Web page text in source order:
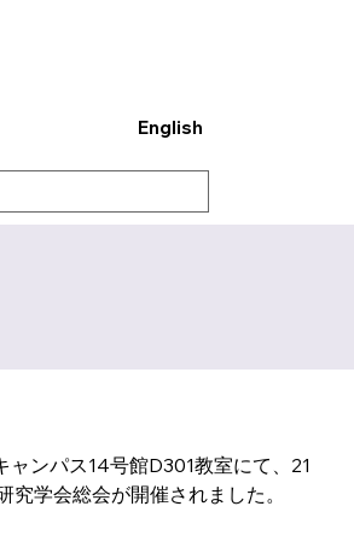
English
ャンパス14号館D301教室にて、21
究学会総会が開催されました。